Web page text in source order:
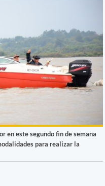
en este segundo fin de semana
para realizar la